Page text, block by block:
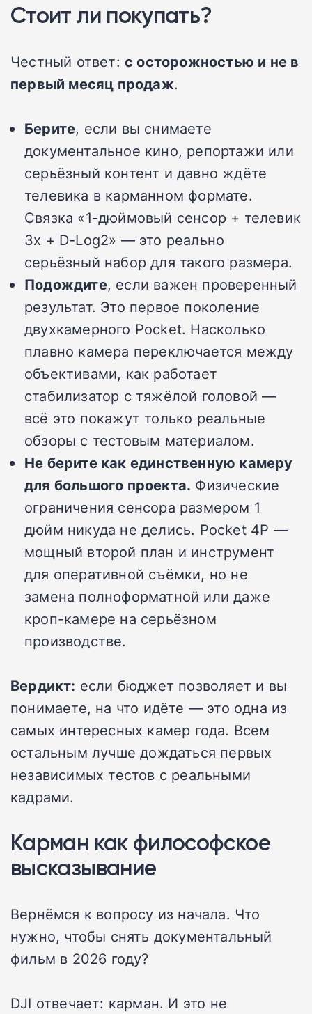
Стоит ли покупать?
Честный ответ: с осторожностью и не в
первый месяц продаж.
Берите, если вы снимаете
документальное кино, репортажи или
серьёзный контент и давно ждёте
телевика в карманном формате.
Связка «1-дюймовый сенсор + телевик
3x + D-Log2» — это реально
серьёзный набор для такого размера.
Подождите, если важен проверенный
результат. Это первое поколение
двухкамерного Pocket. Насколько
плавно камера переключается между
объективами, как работает
стабилизатор с тяжёлой головой —
всё это покажут только реальные
обзоры с тестовым материалом.
Не берите как единственную камеру
для большого проекта. Физические
ограничения сенсора размером 1
дюйм никуда не делись. Pocket 4P —
мощный второй план и инструмент
для оперативной съёмки, но не
замена полноформатной или даже
кроп-камере на серьёзном
производстве.
Вердикт: если бюджет позволяет и вы
понимаете, на что идёте — это одна из
самых интересных камер года. Всем
остальным лучше дождаться первых
независимых тестов с реальными
кадрами.
Карман как философское
высказывание
Вернёмся к вопросу из начала. Что
нужно, чтобы снять документальный
фильм в 2026 году?
DJI отвечает: карман. И это не